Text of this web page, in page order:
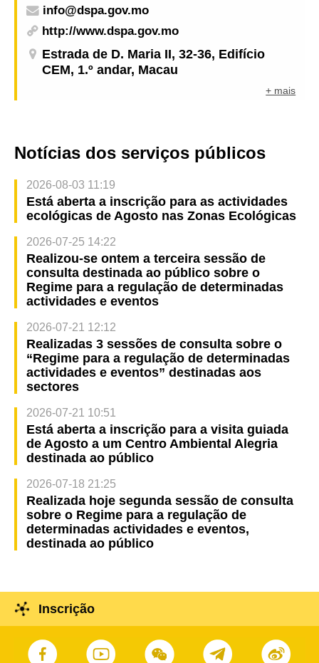
info@dspa.gov.mo
http://www.dspa.gov.mo
Estrada de D. Maria II, 32-36, Edifício
CEM, 1.º andar, Macau
+ mais
Notícias dos serviços públicos
2026-08-03 11:19
Está aberta a inscrição para as actividades
ecológicas de Agosto nas Zonas Ecológicas
2026-07-25 14:22
Realizou-se ontem a terceira sessão de
consulta destinada ao público sobre o
Regime para a regulação de determinadas
actividades e eventos
2026-07-21 12:12
Realizadas 3 sessões de consulta sobre o
“Regime para a regulação de determinadas
actividades e eventos” destinadas aos
sectores
2026-07-21 10:51
Está aberta a inscrição para a visita guiada
de Agosto a um Centro Ambiental Alegria
destinada ao público
2026-07-18 21:25
Realizada hoje segunda sessão de consulta
sobre o Regime para a regulação de
determinadas actividades e eventos,
destinada ao público
Inscrição